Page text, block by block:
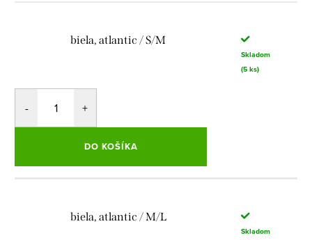
biela, atlantic / S/M
Skladom
(5 ks)
DO KOŠÍKA
biela, atlantic / M/L
Skladom